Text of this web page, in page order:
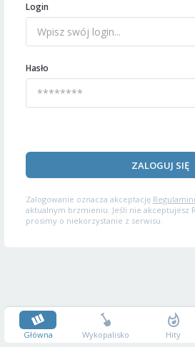
Login
Hasło
ZALOGUJ SIĘ
Zalogowanie oznacza akceptację
aktualnym brzmieniu. Jeśli nie akceptujesz
prosimy o niekorzystanie z serwisu.
Główna Wykopalisko Hity